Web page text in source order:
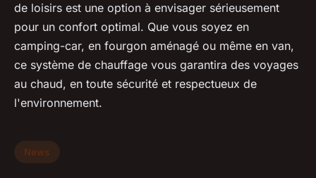
de loisirs est une option à envisager sérieusement
pour un confort optimal. Que vous soyez en
camping-car, en fourgon aménagé ou même en van,
ce système de chauffage vous garantira des voyages
au chaud, en toute sécurité et respectueux de
l'environnement.
News